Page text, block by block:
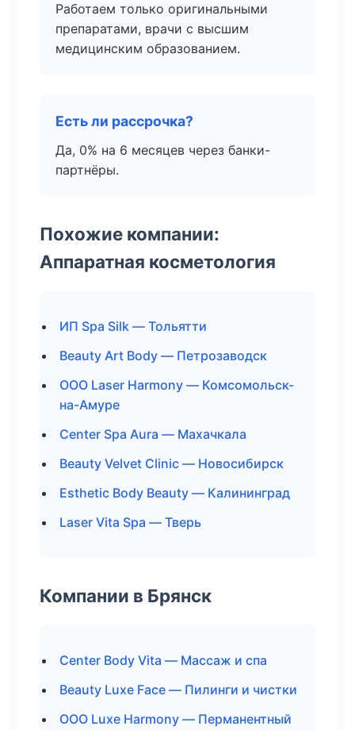
Работаем только оригинальными
препаратами, врачи с высшим
медицинским образованием.
Есть ли рассрочка?
Да, 0% на 6 месяцев через банки-
партнёры.
Похожие компании:
Аппаратная косметология
ИП Spa Silk — Тольятти
Beauty Art Body — Петрозаводск
ООО Laser Harmony — Комсомольск-
на-Амуре
Center Spa Aura — Махачкала
Beauty Velvet Clinic — Новосибирск
Esthetic Body Beauty — Калининград
Laser Vita Spa — Тверь
Компании в Брянск
Center Body Vita — Массаж и спа
Beauty Luxe Face — Пилинги и чистки
ООО Luxe Harmony — Перманентный